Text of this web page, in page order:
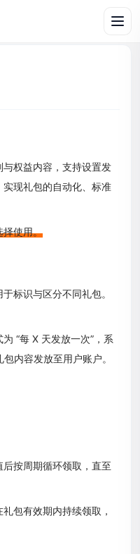
权益内容，支持设置发
现礼包的自动化、标准
择使用。
标识与区分不同礼包。
“每 X 天发放一次”，系
内容发放至用户账户。
按周期循环领取，直至
包有效期内持续领取，